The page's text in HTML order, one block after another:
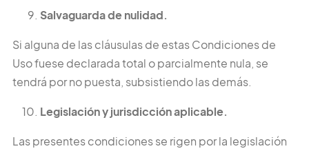
Salvaguarda de nulidad.
Si alguna de las cláusulas de estas Condiciones de
Uso fuese declarada total o parcialmente nula, se
tendrá por no puesta, subsistiendo las demás.
Legislación y jurisdicción aplicable.
Las presentes condiciones se rigen por la legislación